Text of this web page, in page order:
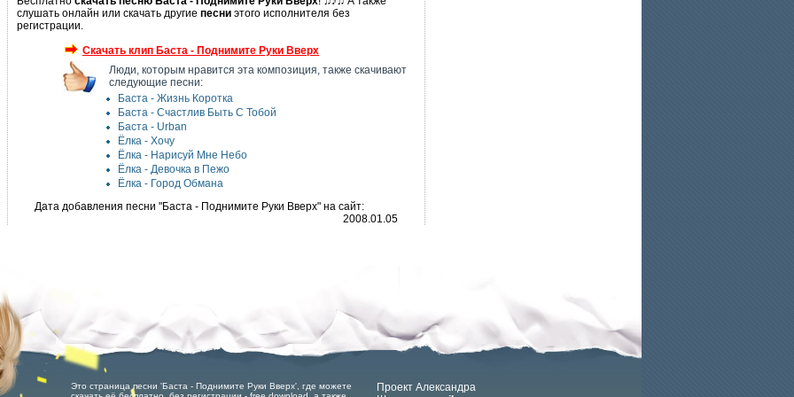
слушать онлайн или скачать другие песни этого исполнителя без
регистрации.
Скачать клип Баста - Поднимите Руки Вверх
Люди, которым нравится эта композиция, также скачивают
следующие песни:
Баста - Жизнь Коротка
Баста - Счастлив Быть С Тобой
Баста - Urban
Ёлка - Хочу
Ёлка - Нарисуй Мне Небо
Ёлка - Девочка в Пежо
Ёлка - Город Обмана
Дата добавления песни "Баста - Поднимите Руки Вверх" на сайт:
2008.01.05
Это страница песни 'Баста - Поднимите Руки Вверх', где можете
Проект Александра